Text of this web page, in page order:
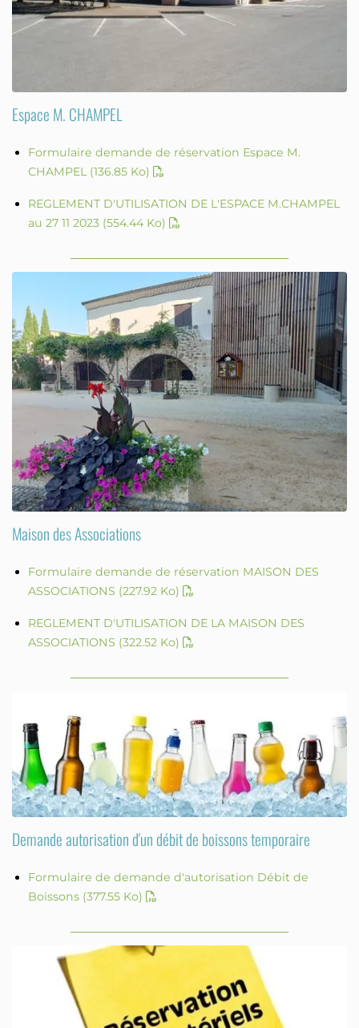
Espace M. CHAMPEL
Formulaire demande de réservation Espace M.
CHAMPEL (136.85 Ko)
REGLEMENT D'UTILISATION DE L'ESPACE M.CHAMPEL
au 27 11 2023 (554.44 Ko)
Maison des Associations
Formulaire demande de réservation MAISON DES
ASSOCIATIONS (227.92 Ko)
REGLEMENT D'UTILISATION DE LA MAISON DES
ASSOCIATIONS (322.52 Ko)
Demande autorisation d'un débit de boissons temporaire
Formulaire de demande d'autorisation Débit de
Boissons (377.55 Ko)